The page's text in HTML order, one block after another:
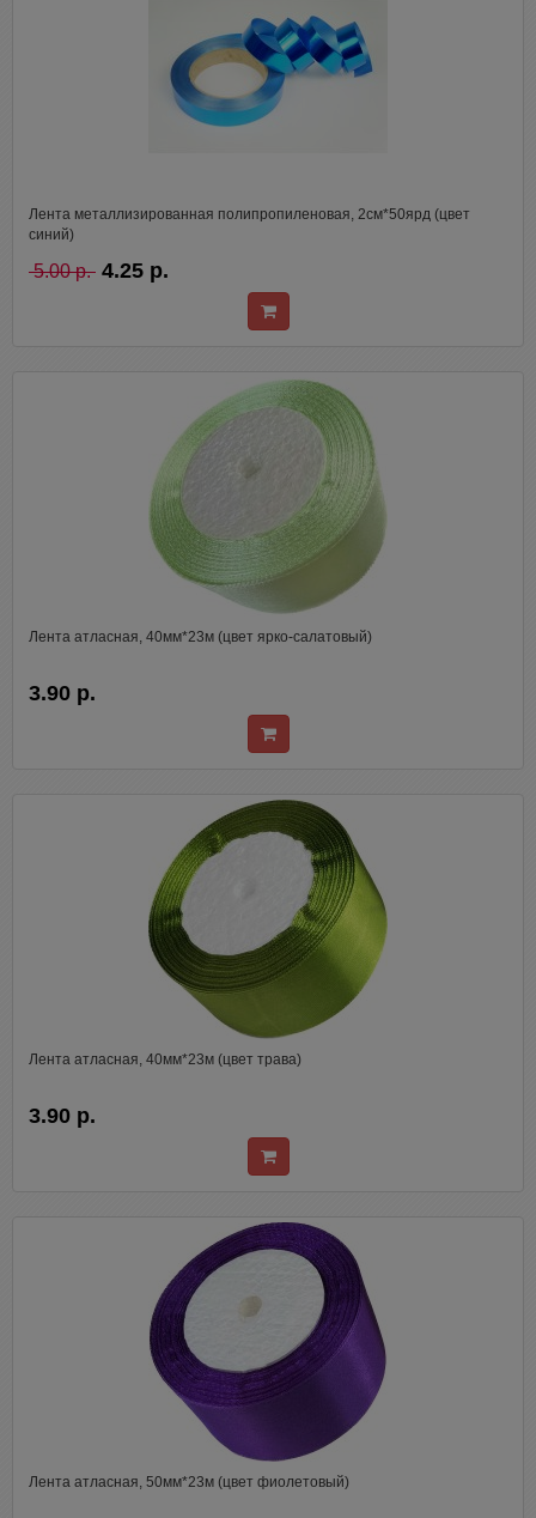
Лента металлизированная полипропиленовая, 2см*50ярд (цвет
синий)
5.00 р. 4.25 р.
Лента атласная, 40мм*23м (цвет ярко-салатовый)
3.90 р.
Лента атласная, 40мм*23м (цвет трава)
3.90 р.
Лента атласная, 50мм*23м (цвет фиолетовый)